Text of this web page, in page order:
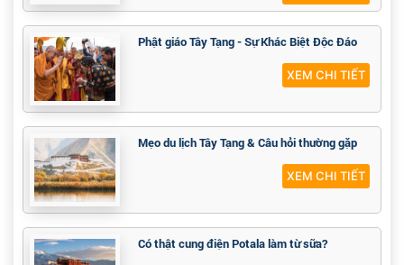
Phật giáo Tây Tạng - Sự Khác Biệt Độc Đáo
XEM CHI TIẾT
Mẹo du lịch Tây Tạng & Câu hỏi thường gặp
XEM CHI TIẾT
Có thật cung điện Potala làm từ sữa?